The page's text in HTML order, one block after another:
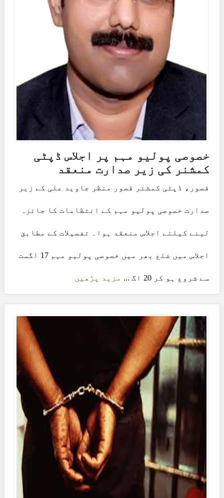
خصوصی پولیو مہم پر اجلاس ڈپٹی
کمشنر کی زیر صدارت منعقد
قصور، ڈپٹی کمشنر قصور منظر جاوید علی کے زیر
صدارت خصوصی پولیو مہم کے انتظامات کا جائزہ
لینے کیلئے اجلاس منعقد ہوا۔ تفصیلات کے مطابق
اجلاس میں ضلع بھر میں خصوصی پولیو مہم 17 اگست
سے شروع ہو کر 20 اگ ... مزید پڑھیں